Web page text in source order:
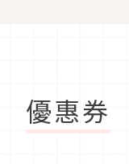
優惠券